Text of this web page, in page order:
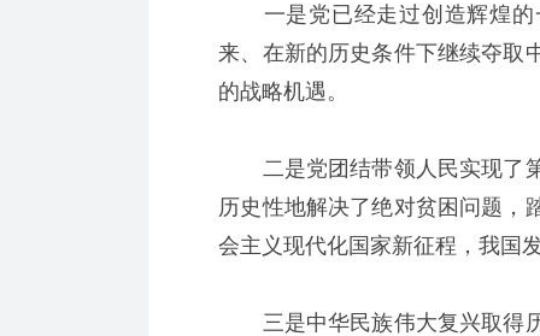
一是党已经走过创造辉煌的
来、在新的历史条件下继续夺取
的战略机遇。
二是党团结带领人民实现了第
历史性地解决了绝对贫困问题，
会主义现代化国家新征程，我国
三是中华民族伟大复兴取得历